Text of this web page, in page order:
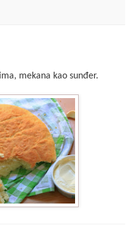
mekana kao sunđer.